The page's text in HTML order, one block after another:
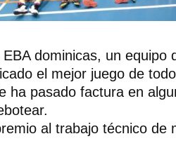
dominicas, un equipo
el mejor juego de
ha pasado factura en
al trabajo técnico de